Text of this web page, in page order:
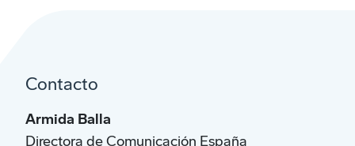
tecnología conocida como PtL (Power-to-
Liquid): se utiliza energía obtenida de fuentes
renovables para generar hidrógeno verde que
Contacto
Armida Balla
Directora de Comunicación España